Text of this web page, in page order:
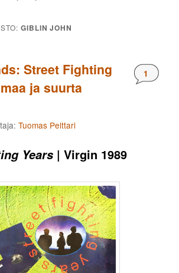
GIBLIN JOHN
Street Fighting
ja suurta
1
Tuomas Pelttari
Years | Virgin 1989